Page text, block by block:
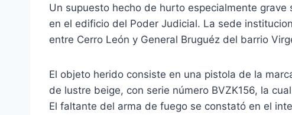
Un supuesto hecho de hurto especialmente
en el edificio del Poder Judicial. La sede
entre Cerro León y General Bruguéz del barrio
El objeto herido consiste en una pistola de la
de lustre beige, con serie número BVZK156, la
El faltante del arma de fuego se constató en el